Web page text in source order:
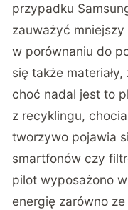
przypadku
zauważyć mniejszy
w porównaniu do
się także
choć nadal jest to
z recyklingu,
tworzywo pojawia
smartfonów czy
pilot wyposażono
energię zarówno